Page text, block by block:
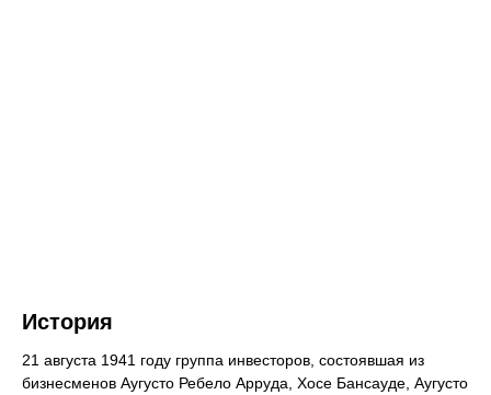
История
21 августа 1941 году группа инвесторов, состоявшая из
бизнесменов Аугусто Ребело Арруда, Хосе Бансауде, Аугусто